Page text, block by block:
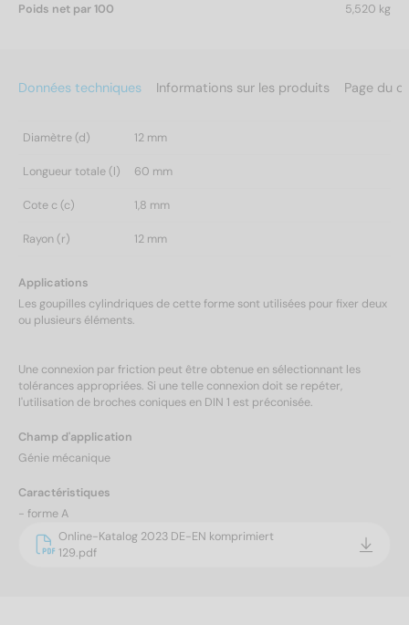
Poids net par 100
5,520 kg
Données techniques Informations sur les produits Page du
Diamètre (d) 12 mm
Longueur totale (l) 60 mm
Cote c (c) 1,8 mm
Rayon (r) 12 mm
Applications
Les goupilles cylindriques de cette forme sont utilisées pour fixer deux
ou plusieurs éléments.
Une connexion par friction peut être obtenue en sélectionnant les
tolérances appropriées. Si une telle connexion doit se repéter,
l'utilisation de broches coniques en DIN 1 est préconisée.
Champ d'application
Génie mécanique
Caractéristiques
- forme A
Online-Katalog 2023 DE-EN komprimiert
129.pdf